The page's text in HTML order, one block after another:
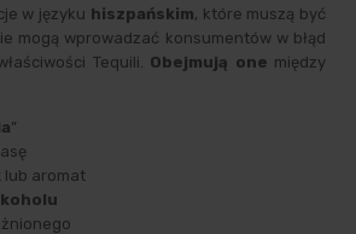
w języku hiszpańskim, które muszą być
mogą wprowadzać konsumentów w błąd
Tequili. Obejmują one między
”
lub aromat